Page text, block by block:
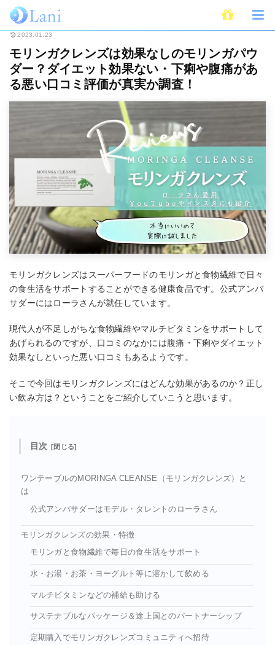
ホーム Beauty モリンガクレンズは効果なしのモリンガパウダー？ダイ
2023.01.23
モリンガクレンズは効果なしのモリンガパウ
ダー？ダイエット効果ない・下痢や腹痛があ
る悪い口コミ評価が真実か調査！
モリンガクレンズはスーパーフードのモリンガと食物繊維で日々
の食生活をサポートすることができる健康食品です。公式アンバ
サダーにはローラさんが就任しています。
現代人が不足しがちな食物繊維やマルチビタミンをサポートして
あげられるのですが、口コミのなかには腹痛・下痢やダイエット
効果なしといった悪い口コミもあるようです。
そこで今回はモリンガクレンズにはどんな効果があるのか？正し
い飲み方は？ということをご紹介していこうと思います。
目次
ワンテーブルのMORINGA CLEANSE（モリンガクレンズ）と
は
公式アンバサダーはモデル・タレントのローラさん
モリンガクレンズの効果・特徴
モリンガと食物繊維で毎日の食生活をサポート
水・お湯・お茶・ヨーグルト等に溶かして飲める
マルチビタミンなどの補給も助ける
サステナブルなパッケージ＆途上国とのパートナーシップ
定期購入でモリンガクレンズコミュニティへ招待